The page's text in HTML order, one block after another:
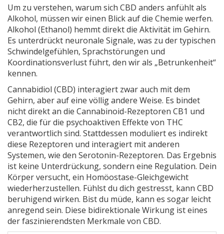
Um zu verstehen, warum sich CBD anders anfühlt als
Alkohol, müssen wir einen Blick auf die Chemie werfen.
Alkohol (Ethanol) hemmt direkt die Aktivität im Gehirn.
Es unterdrückt neuronale Signale, was zu der typischen
Schwindelgefühlen, Sprachstörungen und
Koordinationsverlust führt, den wir als „Betrunkenheit“
kennen.
Cannabidiol (CBD) interagiert zwar auch mit dem
Gehirn, aber auf eine völlig andere Weise. Es bindet
nicht direkt an die Cannabinoid-Rezeptoren CB1 und
CB2, die für die psychoaktiven Effekte von THC
verantwortlich sind. Stattdessen moduliert es indirekt
diese Rezeptoren und interagiert mit anderen
Systemen, wie den Serotonin-Rezeptoren. Das Ergebnis
ist keine Unterdrückung, sondern eine Regulation. Dein
Körper versucht, ein Homöostase-Gleichgewicht
wiederherzustellen. Fühlst du dich gestresst, kann CBD
beruhigend wirken. Bist du müde, kann es sogar leicht
anregend sein. Diese bidirektionale Wirkung ist eines
der faszinierendsten Merkmale von CBD.